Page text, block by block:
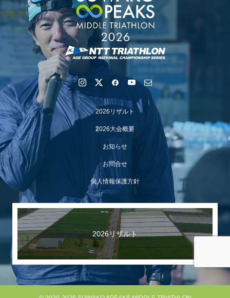
【会議報告】諏訪地域６市町村連絡会議を開催しました
【イベント報告】Luminaオンラインガイドツアーが開催
されました
2026リザルト
2026大会概要
お知らせ
お問合せ
個人情報保護方針
2026リザルト